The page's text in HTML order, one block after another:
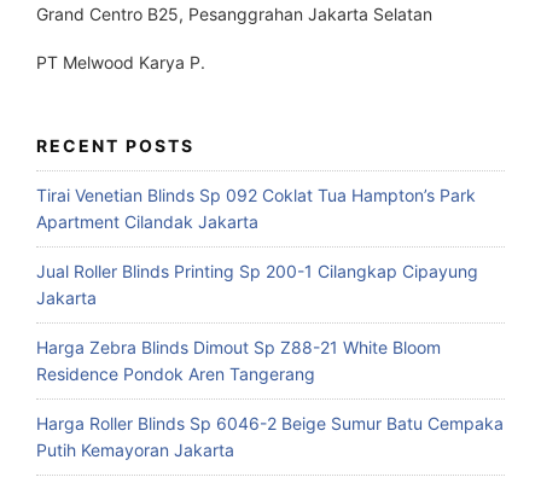
Grand Centro B25, Pesanggrahan Jakarta Selatan
PT Melwood Karya P.
RECENT POSTS
Tirai Venetian Blinds Sp 092 Coklat Tua Hampton’s Park
Apartment Cilandak Jakarta
Jual Roller Blinds Printing Sp 200-1 Cilangkap Cipayung
Jakarta
Harga Zebra Blinds Dimout Sp Z88-21 White Bloom
Residence Pondok Aren Tangerang
Harga Roller Blinds Sp 6046-2 Beige Sumur Batu Cempaka
Putih Kemayoran Jakarta